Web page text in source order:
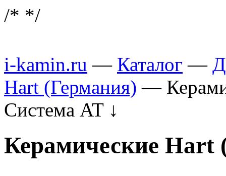
/* */
i-kamin.ru — Каталог —
Hart (Германия) —
Система AT ↓
Керамические Hart